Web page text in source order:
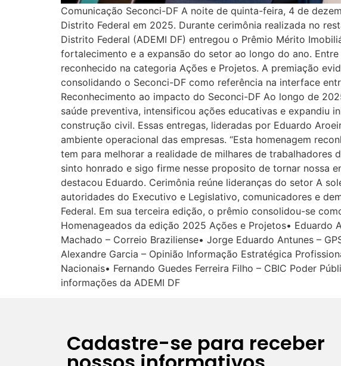
Comunicação Seconci-DF A noite de quinta-feira, 4 de
Distrito Federal em 2025. Durante cerimônia realizada no
Distrito Federal (ADEMI DF) entregou o Prêmio Mérito
fortalecimento e a expansão do setor ao longo do ano.
reconhecido na categoria Ações e Projetos. A premiação
consolidando o Seconci-DF como referência na interface
Reconhecimento ao impacto do Seconci-DF Ao longo de
saúde preventiva, intensificou ações educativas e expandiu
construção civil. Essas entregas, lideradas por Eduardo
ambiente operacional das empresas. “Esta homenagem
tem para melhorar a realidade de milhares de
sinto honrado e sigo firme nesse proposito de tornar nossa
destacou Eduardo. Cerimônia reúne lideranças do setor A
autoridades do Executivo e Legislativo, comunicadores e
Federal. Em sua terceira edição, o prêmio consolidou-se
Homenageados da edição 2025 Ações e Projetos• Eduardo
Machado – Correio Braziliense• Jorge Eduardo Antunes –
Alexandre Garcia – Opinião Informação Estratégica
Nacionais• Fernando Guedes Ferreira Filho – CBIC Poder
informações da ADEMI DF
Cadastre-se para receber